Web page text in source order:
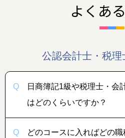
よくあ
公認会計士・税理
日商簿記1級や税理士・会
はどのくらいですか？
どのコースに入ればどの